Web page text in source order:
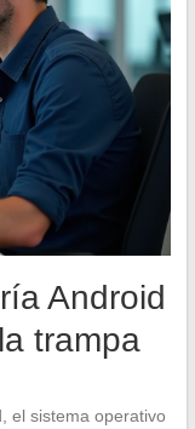
Android
trampa
el sistema operativo